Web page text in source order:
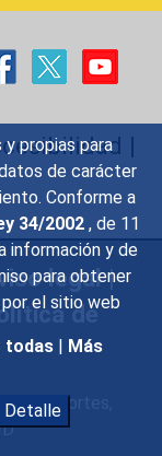
propias para
de carácter
Conforme a
34/2002 , de 11
información y de
para obtener
el sitio web
todas | Más
Detalle
|
legal|
de
las Cortes,